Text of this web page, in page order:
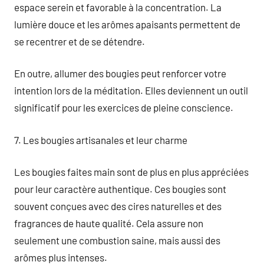
espace serein et favorable à la concentration. La
lumière douce et les arômes apaisants permettent de
se recentrer et de se détendre.
En outre, allumer des bougies peut renforcer votre
intention lors de la méditation. Elles deviennent un outil
significatif pour les exercices de pleine conscience.
7. Les bougies artisanales et leur charme
Les bougies faites main sont de plus en plus appréciées
pour leur caractère authentique. Ces bougies sont
souvent conçues avec des cires naturelles et des
fragrances de haute qualité. Cela assure non
seulement une combustion saine, mais aussi des
arômes plus intenses.